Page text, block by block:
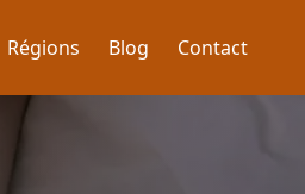
Régions Blog Contact